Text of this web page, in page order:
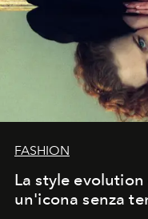
FASHION
La style
un'icona senza